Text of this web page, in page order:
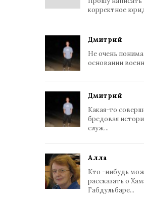
корректное
Дмитрий
Не очень
основании
Дмитрий
Какая-то
бредовая
служ...
Алла
Кто -нибудь
рассказать о
Габдульбаре...